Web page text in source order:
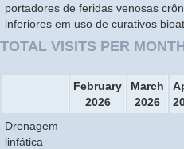
portadores de feridas venosas
inferiores em uso de curativos
TOTAL VISITS PER
February
2026
March
2026
Drenagem
linfática